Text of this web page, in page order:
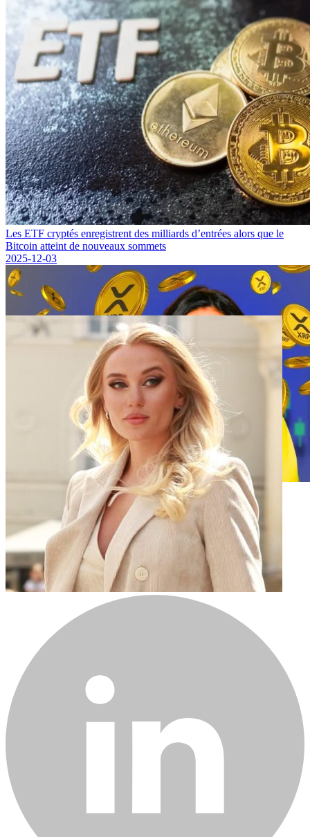
Les ETF cryptés enregistrent des milliards d’entrées alors que le
Bitcoin atteint de nouveaux sommets
2025-12-03
Liste des plus grandes fortunes XRP en 2025 : combien faut-il
posséder pour figurer dans le top 1 % ?